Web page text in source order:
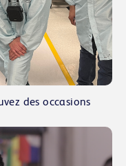
des occasions